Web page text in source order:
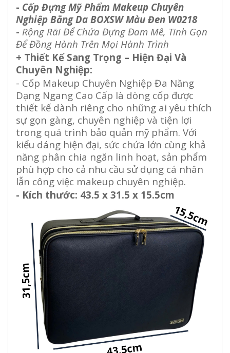
- Cốp Đựng Mỹ Phẩm Makeup Chuyên
Nghiệp Bằng Da BOXSW Màu Đen W0218
- Rộng Rãi Để Chứa Đựng Đam Mê, Tinh Gọn
Để Đồng Hành Trên Mọi Hành Trình
+ Thiết Kế Sang Trọng – Hiện Đại Và
Chuyên Nghiệp:
- Cốp Makeup Chuyên Nghiệp Đa Năng
Dạng Ngang Cao Cấp là dòng cốp được
thiết kế dành riêng cho những ai yêu thích
sự gọn gàng, chuyên nghiệp và tiện lợi
trong quá trình bảo quản mỹ phẩm. Với
kiểu dáng hiện đại, sức chứa lớn cùng khả
năng phân chia ngăn linh hoạt, sản phẩm
phù hợp cho cả nhu cầu sử dụng cá nhân
lẫn công việc makeup chuyên nghiệp.
- Kích thước: 43.5 x 31.5 x 15.5cm